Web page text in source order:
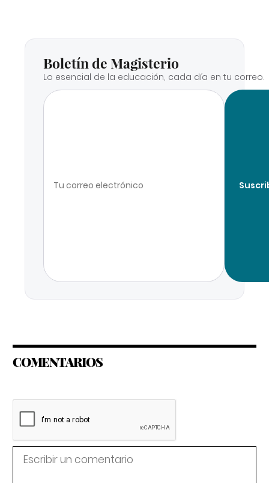
Boletín de Magisterio
Lo esencial de la educación, cada día en tu correo.
COMENTARIOS